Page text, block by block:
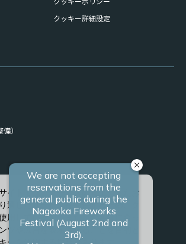
クッキー詳細設定
）
イトでは、サービスの向上、またお
適したサービスを提供するため、ク
用しています。また、お客様に合っ
ツや広告を表示させることを目的と